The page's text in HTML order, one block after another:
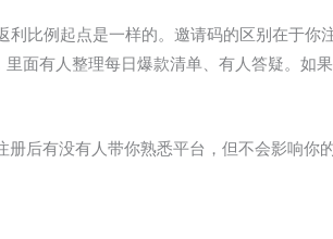
比例起点是一样的。邀请码的区别在于你
面有人整理每日爆款清单、有人答疑。如
后有没有人带你熟悉平台，但不会影响你